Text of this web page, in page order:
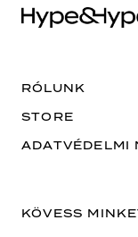
RÓLUNK
STORE
ADATVÉDELMI
KÖVESS